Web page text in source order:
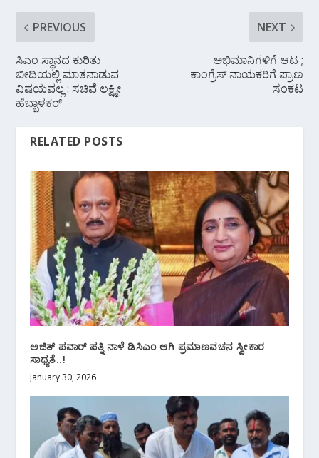
PREVIOUS
ಸಿಎಂ ಸ್ಥಾನದ ಕುರಿತು
ಬೀದಿಯಲ್ಲಿ ಮಾತನಾಡುವ
ವಿಷಯವಲ್ಲ : ಸಚಿವೆ ಲಕ್ಷ್ಮೀ
ಹೆಬ್ಬಾಳಕರ್
NEXT
ಅಭಿಮಾನಿಗಳಿಗೆ ಆಟ ;
ಕಾಂಗ್ರೆಸ್ ನಾಯಕರಿಗೆ ಪ್ರಾಣ
ಸಂಕಟ
RELATED POSTS
ಅಜಿತ್ ಪವಾರ್ ಪತ್ನಿ ನಾಳೆ ಡಿಸಿಎಂ ಆಗಿ ಪ್ರಮಾಣವಚನ ಸ್ವೀಕಾರ
ಸಾಧ್ಯತೆ..!
January 30, 2026